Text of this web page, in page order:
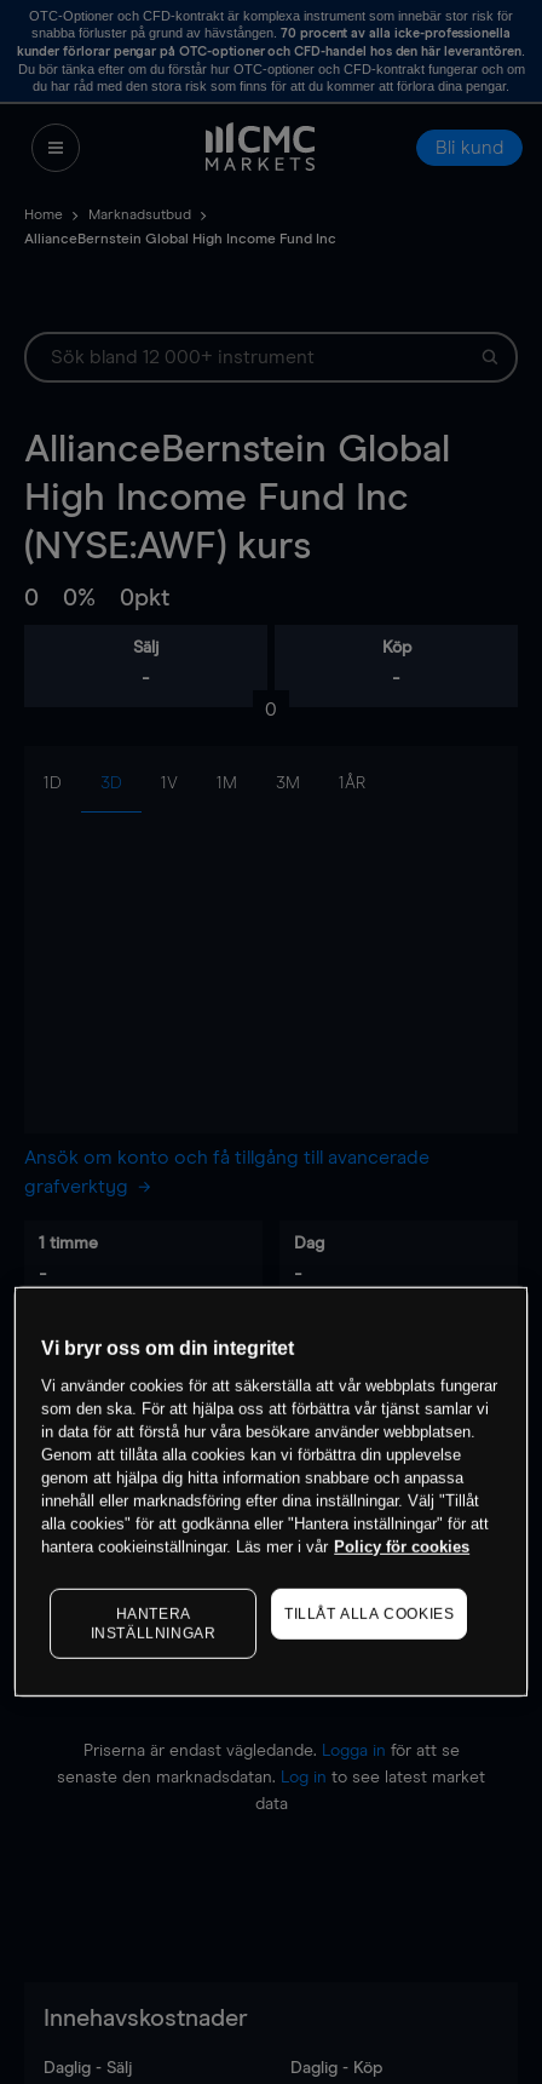
OTC-Optioner och CFD-kontrakt är komplexa instrument som innebär stor risk för
snabba förluster på grund av hävstången. 70 procent av alla icke-professionella
kunder förlorar pengar på OTC-optioner och CFD-handel hos den här leverantören.
Du bör tänka efter om du förstår hur OTC-optioner och CFD-kontrakt fungerar och om
du har råd med den stora risk som finns för att du kommer att förlora dina pengar.
Bli kund
Home
Marknadsutbud
AllianceBernstein Global High Income Fund Inc
AllianceBernstein Global
High Income Fund Inc
(NYSE:AWF) kurs
0 0% 0pkt
Sälj
-
Köp
-
0
1D 3D 1V 1M 3M 1ÅR
Ansök om konto och få tillgång till avancerade
grafverktyg
1 timme
-
Dag
-
7 dagar
- -
0% av kunderna har enposition i detta
instrument
Börja handla
Priserna är endast vägledande. Logga in för att se
senaste den marknadsdatan.
Log in to see latest market
data
Innehavskostnader
Daglig - Sälj Daglig - Köp
Vi bryr oss om din integritet
Vi använder cookies för att säkerställa att vår webbplats fungerar
som den ska. För att hjälpa oss att förbättra vår tjänst samlar vi
in data för att förstå hur våra besökare använder webbplatsen.
Genom att tillåta alla cookies kan vi förbättra din upplevelse
genom att hjälpa dig hitta information snabbare och anpassa
innehåll eller marknadsföring efter dina inställningar. Välj "Tillåt
alla cookies" för att godkänna eller "Hantera inställningar" för att
hantera cookieinställningar. Läs mer i vår Policy för cookies
HANTERA
INSTÄLLNINGAR
TILLÅT ALLA COOKIES